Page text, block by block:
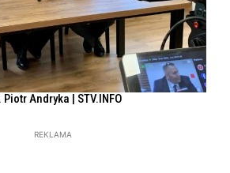
Piotr Andryka | STV.INFO
REKLAMA